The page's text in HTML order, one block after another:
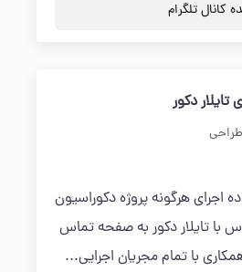
کانال تلگرام
تایلار دکور
اجرای هرگونه پروژه دکوراسیون
با تایلار دکور به صفحه تماس
با تمام مجریان اجرایی...